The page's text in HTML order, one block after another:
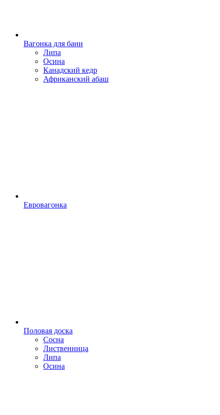
Вагонка для бани
Липа
Осина
Канадский кедр
Африканский абаш
Евровагонка
Половая доска
Сосна
Лиственница
Липа
Осина